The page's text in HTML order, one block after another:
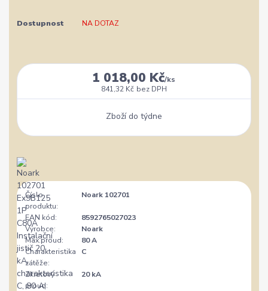
Dostupnost NA DOTAZ
1 018,00 Kč/ks
841,32 Kč bez DPH
Zboží do týdne
Číslo
produktu:
Noark 102701
EAN kód:
8592765027023
Výrobce:
Noark
Max.proud:
80 A
Charakteristika
zátěže:
C
Zkratový
proud:
20 kA